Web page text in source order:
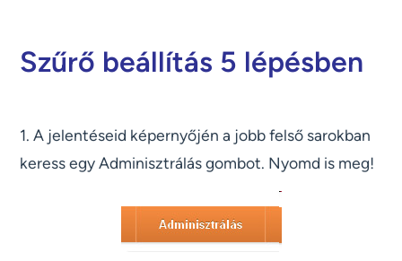
Szűrő beállítás 5 lépésben
1. A jelentéseid képernyőjén a jobb felső sarokban
keress egy Adminisztrálás gombot. Nyomd is meg!